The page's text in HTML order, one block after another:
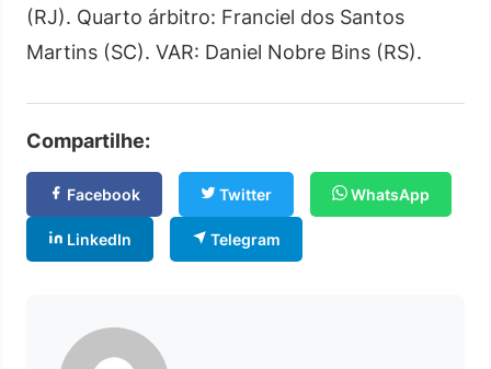
(RJ). Quarto árbitro: Franciel dos Santos
Martins (SC). VAR: Daniel Nobre Bins (RS).
Compartilhe:
Facebook Twitter WhatsApp
LinkedIn Telegram